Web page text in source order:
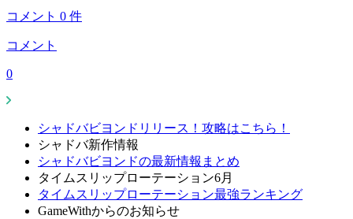
コメント 0 件
コメント
0
シャドバビヨンドリリース！攻略はこちら！
シャドバ新作情報
シャドバビヨンドの最新情報まとめ
タイムスリップローテーション6月
タイムスリップローテーション最強ランキング
GameWithからのお知らせ